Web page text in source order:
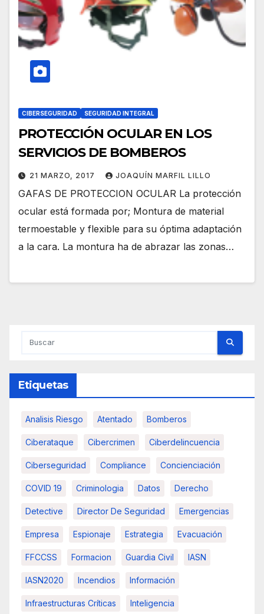
CIBERSEGURIDAD SEGURIDAD INTEGRAL
PROTECCIÓN OCULAR EN LOS
SERVICIOS DE BOMBEROS
21 MARZO, 2017 JOAQUÍN MARFIL LILLO
GAFAS DE PROTECCION OCULAR La protección
ocular está formada por; Montura de material
termoestable y flexible para su óptima adaptación
a la cara. La montura ha de abrazar las zonas…
Etiquetas
Analisis Riesgo Atentado Bomberos
Ciberataque Cibercrimen Ciberdelincuencia
Ciberseguridad Compliance Concienciación
COVID 19 Criminologia Datos Derecho
Detective Director De Seguridad Emergencias
Empresa Espionaje Estrategia Evacuación
FFCCSS Formacion Guardia Civil IASN
IASN2020 Incendios Información
Infraestructuras Críticas Inteligencia